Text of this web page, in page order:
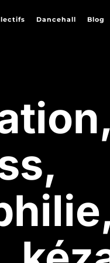
Dancehall Blog